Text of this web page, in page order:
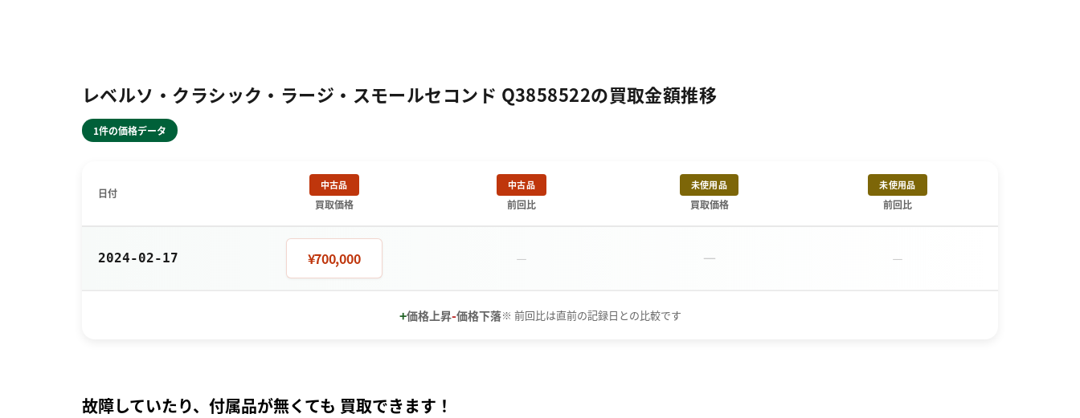
レベルソ・クラシック・ラージ・スモールセコンド Q3858522の買取金額推移
1件の価格データ
日付
中古品
買取価格
中古品
前回比
未使用品
買取価格
未使用品
前回比
2024-02-17 ¥700,000 － － －
+価格上昇-価格下落※ 前回比は直前の記録日との比較です
故障していたり、付属品が無くても 買取できます！